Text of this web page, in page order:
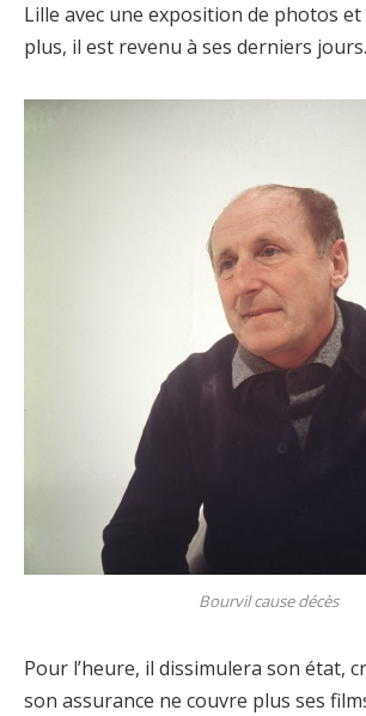
Lille avec une exposition de photos et
plus, il est revenu à ses derniers jours.
Bourvil cause décès
Pour l’heure, il dissimulera son état,
son assurance ne couvre plus ses